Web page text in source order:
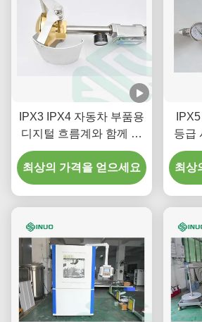
IPX3 IPX4 자동차 부품용
디지털 흐름계와 함께 스
프레이 노즐 IEC 60529 시
험 장비
최상의 가격을 얻으세요
등급
최상